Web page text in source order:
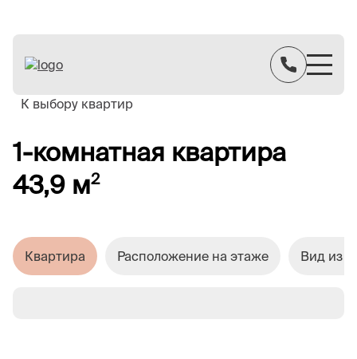
К выбору квартир
1-комнатная квартира
43,9 м2
Квартира Расположение на этаже Вид из